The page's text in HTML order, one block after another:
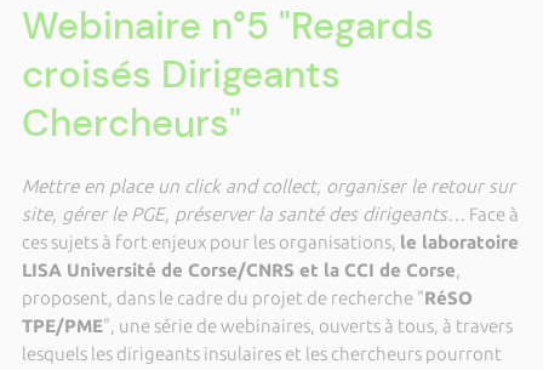
Webinaire n°5 "Regards
croisés Dirigeants
Chercheurs"
Mettre en place un click and collect, organiser le retour sur
site, gérer le PGE, préserver la santé des dirigeants… Face à
ces sujets à fort enjeux pour les organisations, le laboratoire
LISA Université de Corse/CNRS et la CCI de Corse,
proposent, dans le cadre du projet de recherche "RéSO
TPE/PME", une série de webinaires, ouverts à tous, à travers
lesquels les dirigeants insulaires et les chercheurs pourront